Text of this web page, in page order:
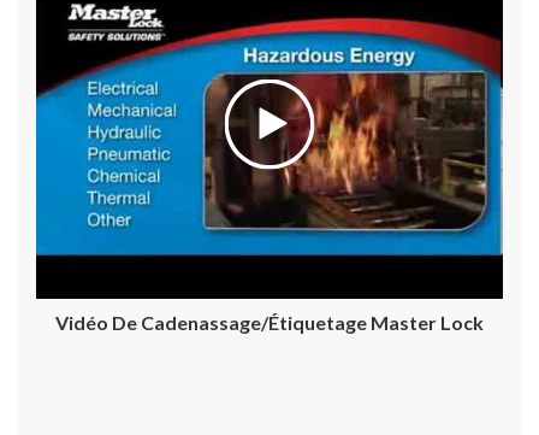
Vidéo De Cadenassage/étiquetage Master Lock